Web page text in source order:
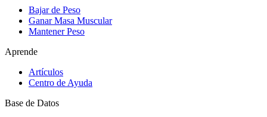
Bajar de Peso
Ganar Masa Muscular
Mantener Peso
Aprende
Artículos
Centro de Ayuda
Base de Datos